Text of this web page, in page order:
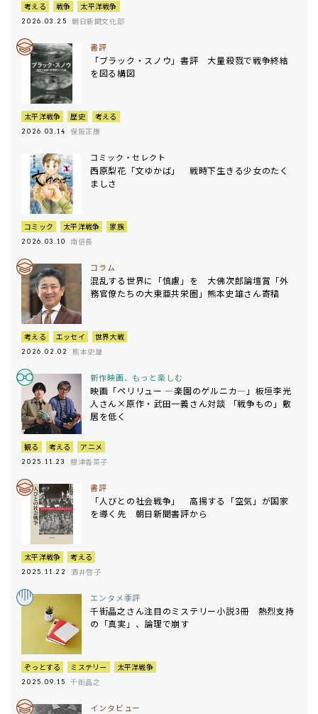
考える 戦争 太平洋戦争
2026.03.25 朝日新聞文化部
書評
「ブラック・スノウ」書評 大量殺戮で戦争終結
を図る構図
太平洋戦争 歴史 考える
2026.03.14 保阪正康
コミック・セレクト
西原梨花「文ゆかば」 戦時下生きる少女のたく
ましさ
コミック 太平洋戦争 家族
2026.03.10 南信長
コラム
混乱する世界に「慎慮」を 大佛次郎論壇賞「外
務官僚たちの大東亜共栄圏」熊本史雄さん寄稿
考える エッセイ 世界大戦
2026.02.02 熊本史雄
新作映画、もっと楽しむ
映画「ペリリュー ―楽園のゲルニカ―」板垣李光
人さん×原作・武田一義さん対談 「戦争もの」敷
居を低く
観る 考える アニメ
2025.11.23 根津香菜子
書評
「人びとの社会戦争」 高揚する「空気」が国家
を導く先 朝日新聞書評から
太平洋戦争 考える
2025.11.22 酒井啓子
エンタメ季評
千街晶之さん注目のミステリー小説3冊 熱烈支持
の「真実」、論理で崩す
ぞっとする ミステリー 太平洋戦争
2025.09.15 千街晶之
インタビュー